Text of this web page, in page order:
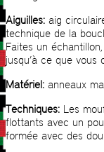
Aiguilles: aig
technique de la
Faites un
jusqu’à ce que vous
Matériel: anneaux
Techniques: Les
flottants avec un
formée avec des